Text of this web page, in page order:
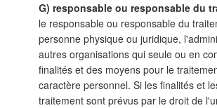
G) responsable ou responsable du
le responsable ou responsable du
personne physique ou juridique,
autres organisations qui seule ou en
finalités et des moyens pour le
caractère personnel. Si les finalités et
traitement sont prévus par le droit de